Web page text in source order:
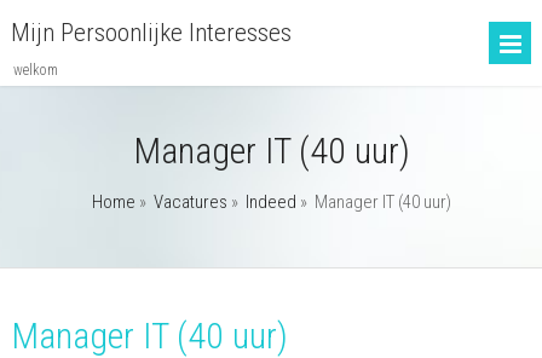
Mijn Persoonlijke Interesses
welkom
Manager IT (40 uur)
Home » Vacatures » Indeed » Manager IT (40 uur)
Manager IT (40 uur)